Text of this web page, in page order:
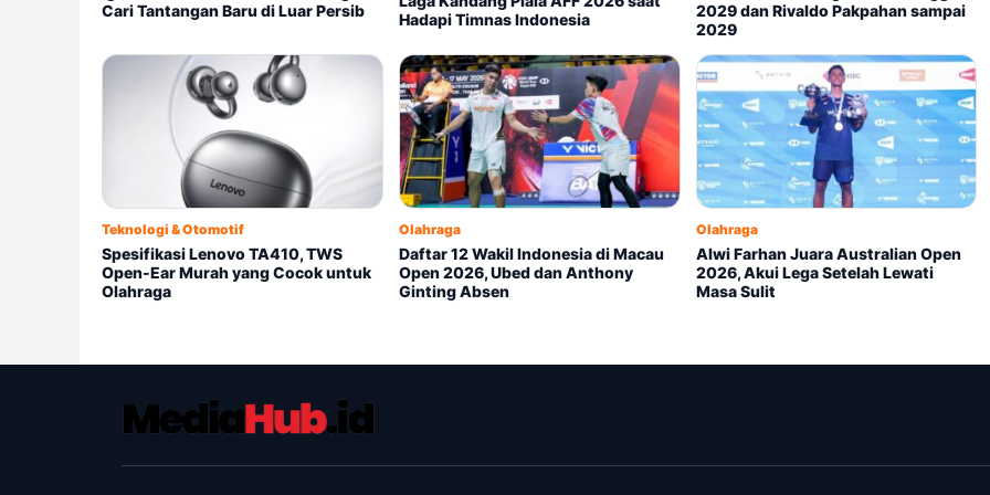
Cari Tantangan Baru di Luar Persib
Hadapi Timnas Indonesia
2029 dan Rivaldo Pakpahan sampai
2029
Teknologi & Otomotif
Spesifikasi Lenovo TA410, TWS
Open-Ear Murah yang Cocok untuk
Olahraga
Olahraga
Daftar 12 Wakil Indonesia di Macau
Open 2026, Ubed dan Anthony
Ginting Absen
Olahraga
Alwi Farhan Juara Australian Open
2026, Akui Lega Setelah Lewati
Masa Sulit